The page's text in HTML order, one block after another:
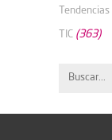
Tendencias
TIC (363)